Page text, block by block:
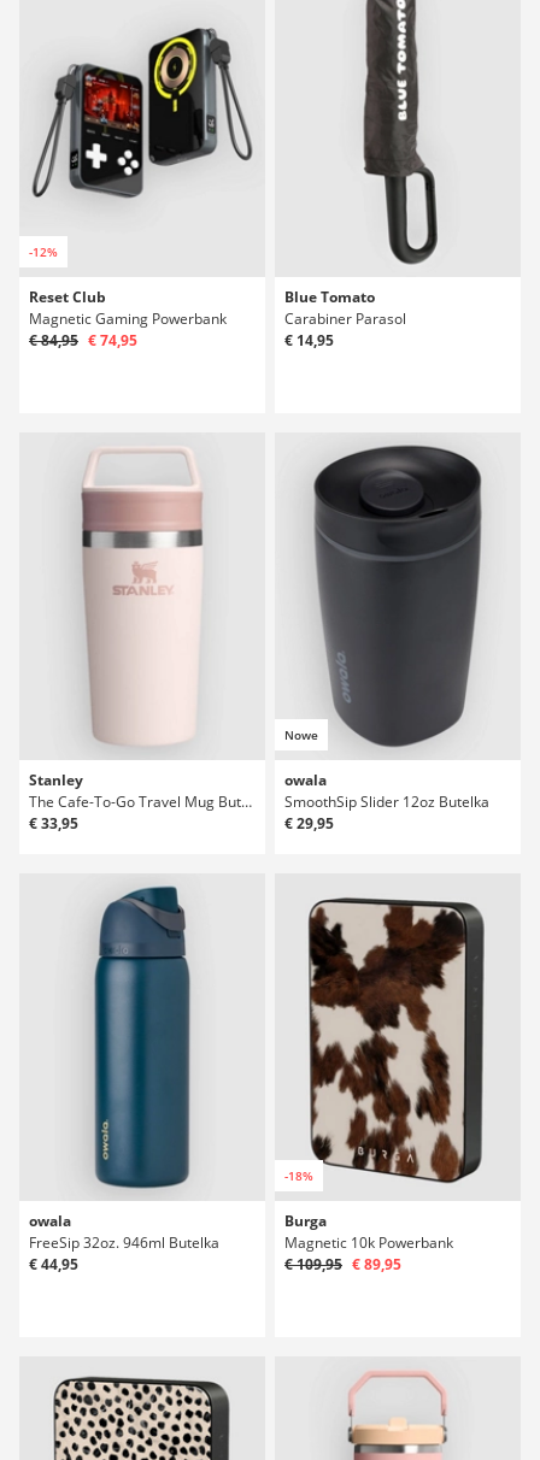
-12%
Reset Club
Magnetic Gaming Powerbank
€ 84,95 € 74,95
Blue Tomato
Carabiner Parasol
€ 14,95
Stanley
The Cafe-To-Go Travel Mug Butelka
€ 33,95
Nowe
owala
SmoothSip Slider 12oz Butelka
€ 29,95
owala
FreeSip 32oz. 946ml Butelka
€ 44,95
-18%
Burga
Magnetic 10k Powerbank
€ 109,95 € 89,95